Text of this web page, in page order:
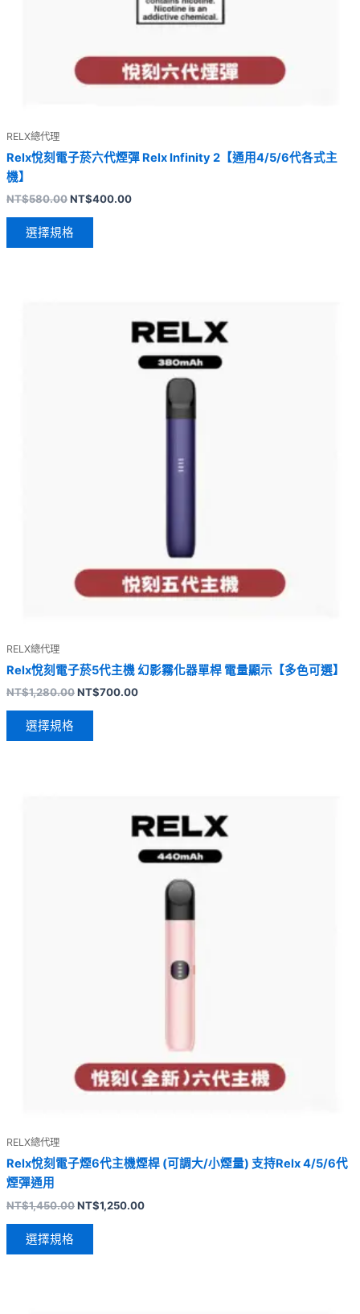
RELX總代理
Relx悅刻電子菸六代煙彈 Relx Infinity 2【通用4/5/6代各式主
機】
NT$580.00NT$400.00
選擇規格
RELX總代理
Relx悅刻電子菸5代主機 幻影霧化器單桿 電量顯示【多色可選】
NT$1,280.00NT$700.00
選擇規格
RELX總代理
Relx悅刻電子煙6代主機煙桿 (可調大/小煙量) 支持Relx 4/5/6代
煙彈通用
NT$1,450.00NT$1,250.00
選擇規格